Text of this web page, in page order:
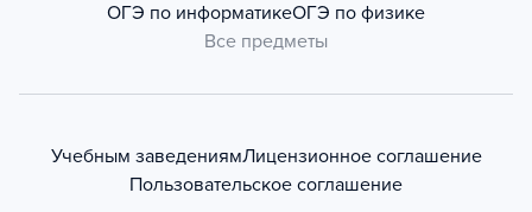
ОГЭ по информатикеОГЭ по физике
Все предметы
Учебным заведениямЛицензионное соглашение
Пользовательское соглашение